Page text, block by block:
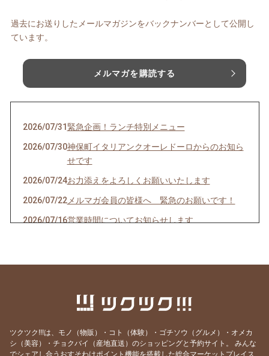
過去にお送りしたメールマガジンをバックナンバーとして公開し
ています。
メルマガを購読する
2026/07/31 緊急企画！ランチ特別メニュー
2026/07/30神保町イタリアンクオーレドーロからのお知ら
せです
2026/07/24お力添えをよろしくお願いいたします
2026/07/22メルマガ会員の皆様へ 緊急のお願いです！
2026/07/16営業時間についてお知らせします
急なお知らせですみません！
2026/06/19 モモのパスタの試作を作りました
ツクツク!!!は、モノ（物販）・コト（体験）・ゴチソウ（グルメ）・オメカ
シ（美容）・チョクバイ（産地直送）のショッピングと予約サイト。
みんな
でシェアし合うおすそわけポイント機能を搭載した総合マーケットプレイス